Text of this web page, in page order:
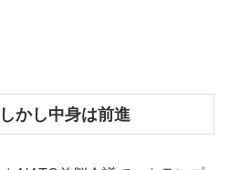
かし中身は前進